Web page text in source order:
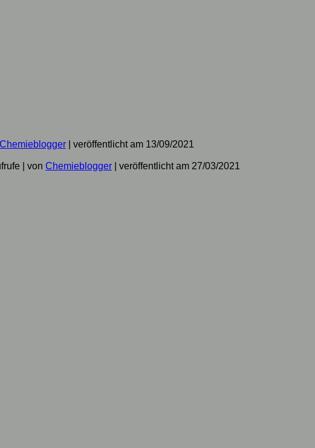
Chemieblogger
veröffentlicht am 13/09/2021
von Chemieblogger veröffentlicht am 27/03/2021